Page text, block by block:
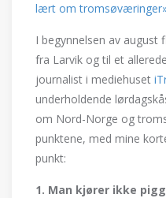
lært om
I begynnelsen av
fra Larvik og til et
journalist i mediehuset
underholdende
om Nord-Norge og
punktene, med mine
punkt:
1. Man kjører ikke